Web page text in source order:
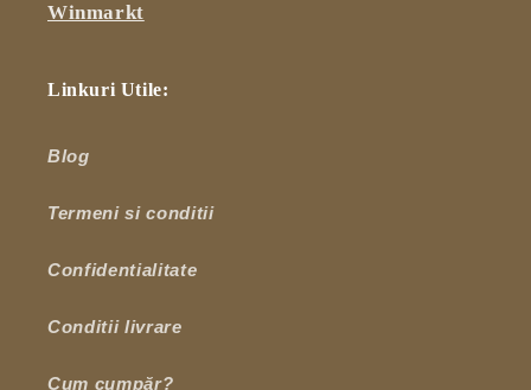
Winmarkt
Linkuri Utile:
Blog
Termeni si conditii
Confidentialitate
Conditii livrare
Cum cumpăr?